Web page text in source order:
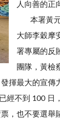
人向善的正
本署黃元
大師李穀摩
署專屬的反
團隊，黃檢
揮最大的宣傳
不到 100 日
，也不要選